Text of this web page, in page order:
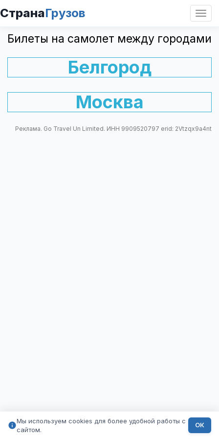
СтранаГрузов
Билеты на самолет между городами
Белгород
Москва
Реклама. Go Travel Un Limited. ИНН 9909520797 erid: 2Vtzqx9a4nt
Мы используем cookies для более удобной работы с
сайтом.
ОК